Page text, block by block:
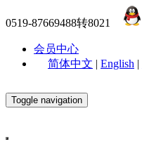
0519-87669488转8021
会员中心
简体中文 | English |
Toggle navigation